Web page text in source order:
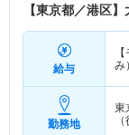
【東京都／港区
給与
み
勤務地
東